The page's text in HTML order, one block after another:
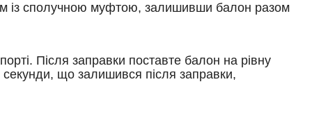
із сполучною муфтою, залишивши балон разом
Після заправки поставте балон на рівну
секунди, що залишився після заправки,